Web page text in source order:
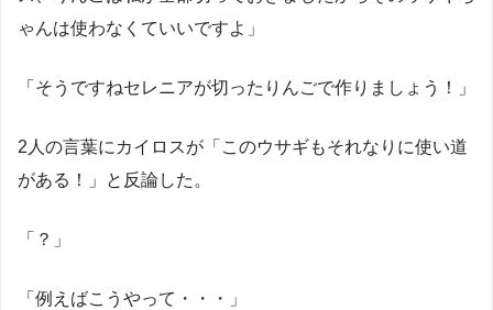
ゃんは使わなくていいですよ」
「そうですねセレニアが切ったりんごで作りましょう！」
2人の言葉にカイロスが「このウサギもそれなりに使い道
がある！」と反論した。
「？」
「例えばこうやって・・・」